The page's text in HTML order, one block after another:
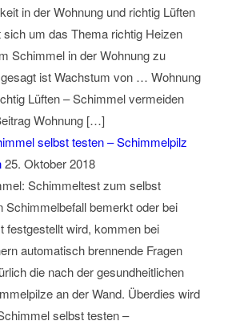
in der Wohnung und richtig Lüften
sich um das Thema richtig Heizen
Schimmel in der Wohnung zu
ist Wachstum von … Wohnung
Lüften – Schimmel vermeiden
Wohnung […]
selbst testen – Schimmelpilz
25. Oktober 2018
Schimmeltest zum selbst
Schimmelbefall bemerkt oder bei
festgestellt wird, kommen bei
automatisch brennende Fragen
die nach der gesundheitlichen
an der Wand. Überdies wird
selbst testen –